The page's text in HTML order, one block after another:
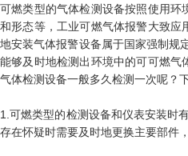
可燃类型的气体检测设备按照使用
和形态等，工业可燃气体报警大致
地安装气体报警设备属于国家强制规
能够及时地检测出环境中的可可燃
气体检测设备一般多久检测一次呢？
1.可燃类型的检测设备和仪表安装时
存在怀疑时需要及时地更换主要部件